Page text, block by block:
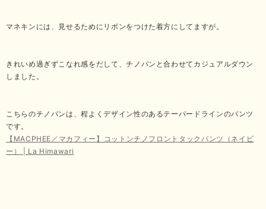
マネキンには、見せるためにリボンをつけた着方にしてますが。
きれいめ過ぎずこなれ感をだして、チノパンと合わせてカジュアルダウン
しました。
こちらのチノパンは、程よくデザイン性のあるテーパードラインのパンツ
です。
【MACPHEE／マカフィー】コットンチノフロントタックパンツ（ネイビ
ー） | La Himawari